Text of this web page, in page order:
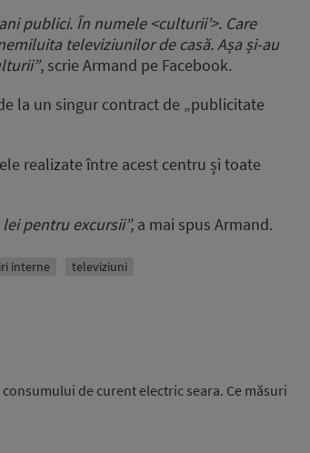
publici. În numele <culturii’>. Care
televiziunilor de casă. Așa și-au
, scrie Armand pe Facebook.
la un singur contract de „publicitate
realizate între acest centru și toate
pentru excursii”, a mai spus Armand.
interne televiziuni
de curent electric seara. Ce măsuri